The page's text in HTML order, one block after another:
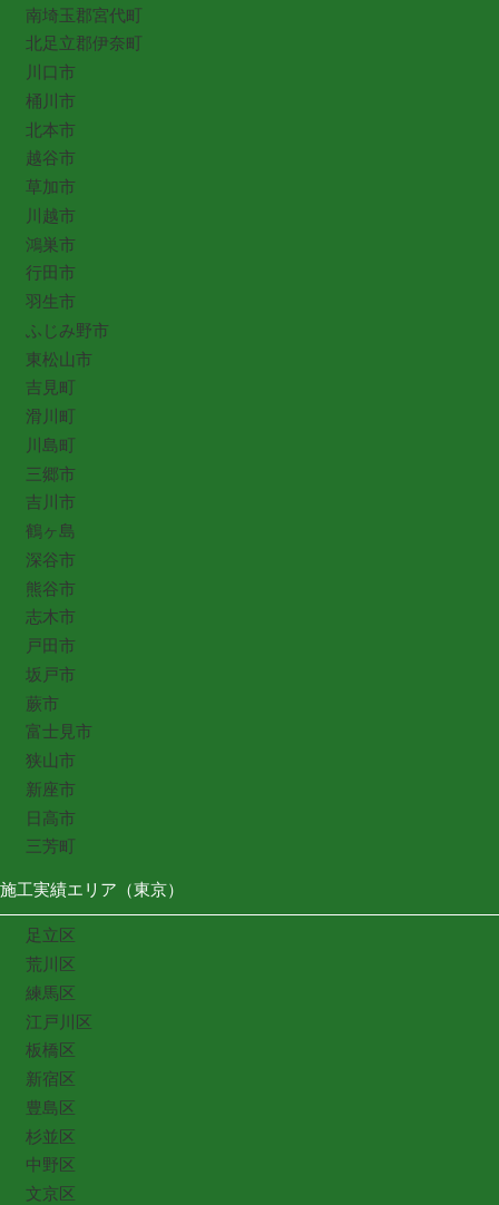
南埼玉郡宮代町
北足立郡伊奈町
川口市
桶川市
北本市
越谷市
草加市
川越市
鴻巣市
行田市
羽生市
ふじみ野市
東松山市
吉見町
滑川町
川島町
三郷市
吉川市
鶴ヶ島
深谷市
熊谷市
志木市
戸田市
坂戸市
蕨市
富士見市
狭山市
新座市
日高市
三芳町
施工実績エリア（東京）
足立区
荒川区
練馬区
江戸川区
板橋区
新宿区
豊島区
杉並区
中野区
文京区